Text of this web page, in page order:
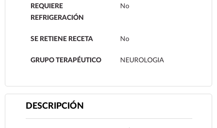
REQUIERE
REFRIGERACIÓN
No
SE RETIENE RECETA No
GRUPO TERAPÉUTICO NEUROLOGIA
DESCRIPCIÓN